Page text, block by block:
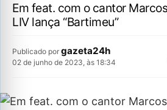
Em feat. com o cantor
LIV lança “Bartimeu”
Publicado por gazeta24h
02 de junho de 2023, às 18:34